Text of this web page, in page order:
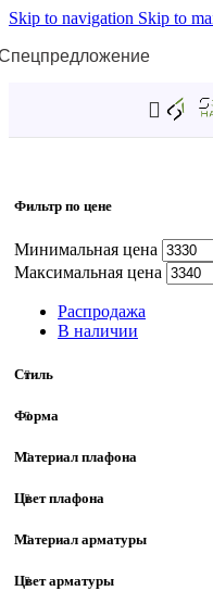
Skip to navigation Skip to
Товар Коллекция
Фильтр по цене
Минимальная цена
Максимальная цена
Распродажа
В наличии
Стиль
Форма
Материал плафона
Цвет плафона
Материал арматуры
Цвет арматуры